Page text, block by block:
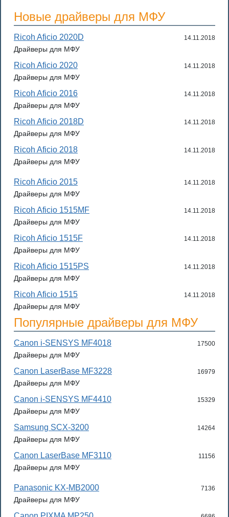
Новые драйверы для МФУ
Ricoh Aficio 2020D 14.11.2018
Драйверы для МФУ
Ricoh Aficio 2020 14.11.2018
Драйверы для МФУ
Ricoh Aficio 2016 14.11.2018
Драйверы для МФУ
Ricoh Aficio 2018D 14.11.2018
Драйверы для МФУ
Ricoh Aficio 2018 14.11.2018
Драйверы для МФУ
Ricoh Aficio 2015 14.11.2018
Драйверы для МФУ
Ricoh Aficio 1515MF 14.11.2018
Драйверы для МФУ
Ricoh Aficio 1515F 14.11.2018
Драйверы для МФУ
Ricoh Aficio 1515PS 14.11.2018
Драйверы для МФУ
Ricoh Aficio 1515 14.11.2018
Драйверы для МФУ
Популярные драйверы для МФУ
Canon i-SENSYS MF4018 17500
Драйверы для МФУ
Canon LaserBase MF3228 16979
Драйверы для МФУ
Canon i-SENSYS MF4410 15329
Драйверы для МФУ
Samsung SCX-3200 14264
Драйверы для МФУ
Canon LaserBase MF3110 11156
Драйверы для МФУ
Panasonic KX-MB2000 7136
Драйверы для МФУ